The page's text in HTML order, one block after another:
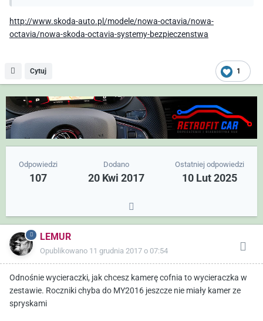
http://www.skoda-auto.pl/modele/nowa-octavia/nowa-
octavia/nowa-skoda-octavia-systemy-bezpieczenstwa
1
Cytuj
Odpowiedzi
107
Dodano
20 Kwi 2017
Ostatniej odpowiedzi
10 Lut 2025
LEMUR
Opublikowano 11 grudnia 2017 o 07:54
Odnośnie wycieraczki, jak chcesz kamerę cofnia to wycieraczka w
zestawie. Roczniki chyba do MY2016 jeszcze nie miały kamer ze
spryskami